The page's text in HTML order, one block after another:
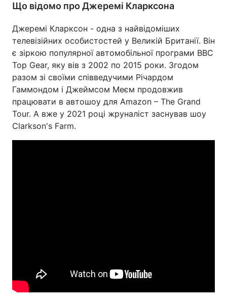
Тема оформлення
Що відомо про Джеремі Кларксона
Джеремі Кларксон - одна з найвідоміших
телевізійних особистостей у Великій Британії. Він
є зіркою популярної автомобільної програми BBC
Top Gear, яку вів з 2002 по 2015 роки. Згодом
разом зі своїми співведучими Річардом
Гаммондом і Джеймсом Меєм продовжив
працювати в автошоу для Amazon – The Grand
Tour. А вже у 2021 році жруналіст заснував шоу
Clarkson's Farm.